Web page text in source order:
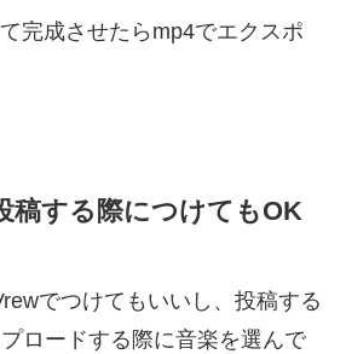
完成させたらmp4でエクスポ
稿する際につけてもOK
でつけてもいいし、投稿する
ロードする際に音楽を選んで